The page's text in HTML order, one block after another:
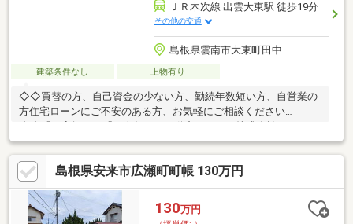
ＪＲ木次線 出雲大東駅 徒歩19分
その他の交通
島根県雲南市大東町田中
建築条件なし 上物有り
◇◇買替の方、自己資金の少ない方、勤続年数短い方、自営業の
方住宅ローンにご不安のある方、お気軽にご相談ください
せ下さい！TEL:0852-67-1790Mail:info@f-systm.co.jp
島根県安来市広瀬町町帳 130万円
130万円